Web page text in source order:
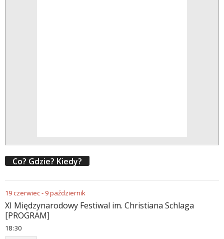
Co? Gdzie? Kiedy?
19czerwiec- 9październik
XI Międzynarodowy Festiwal im. Christiana Schlaga
[PROGRAM]
18:30